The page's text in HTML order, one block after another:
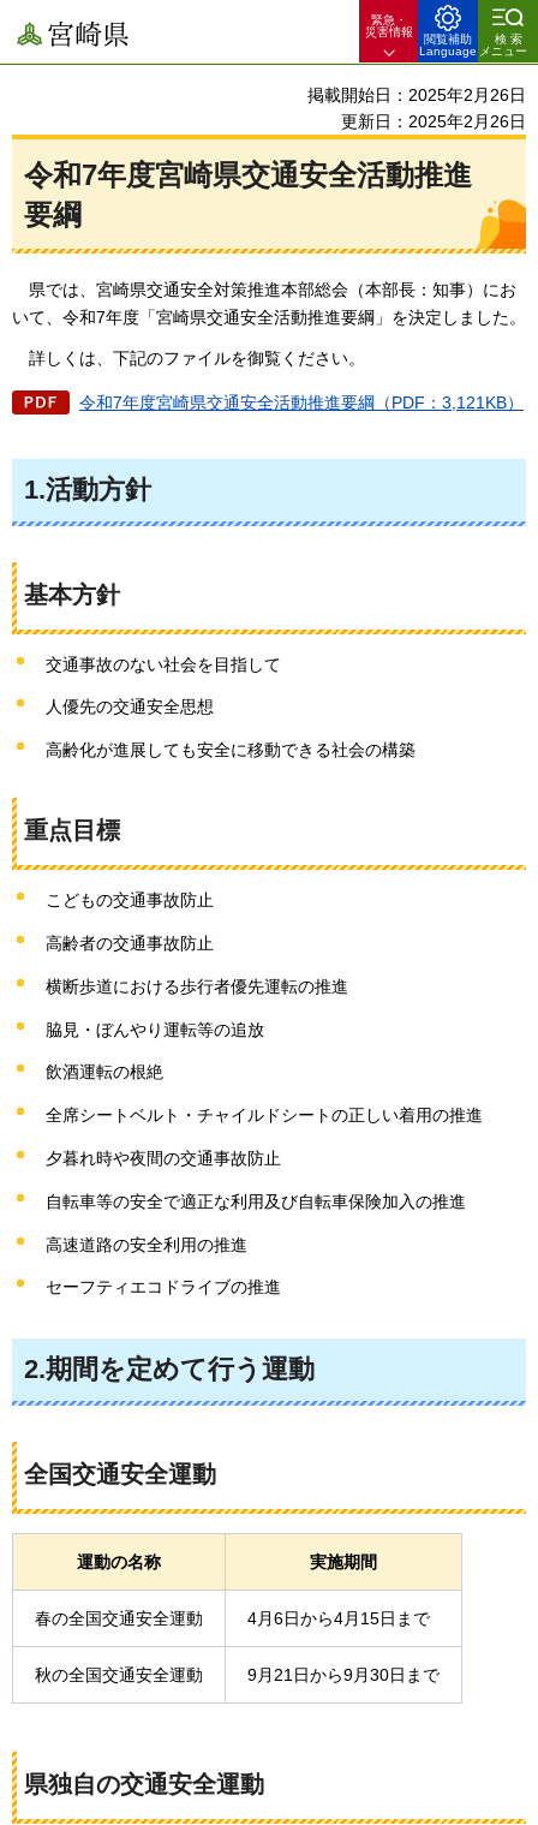
宮崎県
緊急・
災害情報
閲覧補助
Language
検索
メニュー
掲載開始日：2025年2月26日
更新日：2025年2月26日
令和7年度宮崎県交通安全活動推進
要綱
県では、宮崎県交通安全対策推進本部総会（本部長：知事）にお
いて、令和7年度「宮崎県交通安全活動推進要綱」を決定しました。
詳しくは、下記のファイルを御覧ください。
令和7年度宮崎県交通安全活動推進要綱（PDF：3,121KB）
1.活動方針
基本方針
交通事故のない社会を目指して
人優先の交通安全思想
高齢化が進展しても安全に移動できる社会の構築
重点目標
こどもの交通事故防止
高齢者の交通事故防止
横断歩道における歩行者優先運転の推進
脇見・ぼんやり運転等の追放
飲酒運転の根絶
全席シートベルト・チャイルドシートの正しい着用の推進
夕暮れ時や夜間の交通事故防止
自転車等の安全で適正な利用及び自転車保険加入の推進
高速道路の安全利用の推進
セーフティエコドライブの推進
2.期間を定めて行う運動
全国交通安全運動
運動の名称 実施期間
春の全国交通安全運動 4月6日から4月15日まで
秋の全国交通安全運動 9月21日から9月30日まで
県独自の交通安全運動